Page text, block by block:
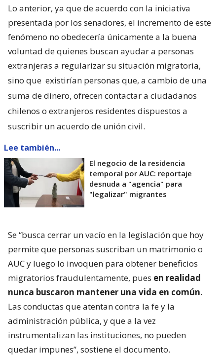
Lo anterior, ya que de acuerdo con la iniciativa
presentada por los senadores, el incremento de este
fenómeno no obedecería únicamente a la buena
voluntad de quienes buscan ayudar a personas
extranjeras a regularizar su situación migratoria,
sino que existirían personas que, a cambio de una
suma de dinero, ofrecen contactar a ciudadanos
chilenos o extranjeros residentes dispuestos a
suscribir un acuerdo de unión civil.
Lee también...
El negocio de la residencia
temporal por AUC: reportaje
desnuda a "agencia" para
"legalizar" migrantes
Se “busca cerrar un vacío en la legislación que hoy
permite que personas suscriban un matrimonio o
AUC y luego lo invoquen para obtener beneficios
migratorios fraudulentamente, pues en realidad
nunca buscaron mantener una vida en común.
Las conductas que atentan contra la fe y la
administración pública, y que a la vez
instrumentalizan las instituciones, no pueden
quedar impunes”, sostiene el documento.